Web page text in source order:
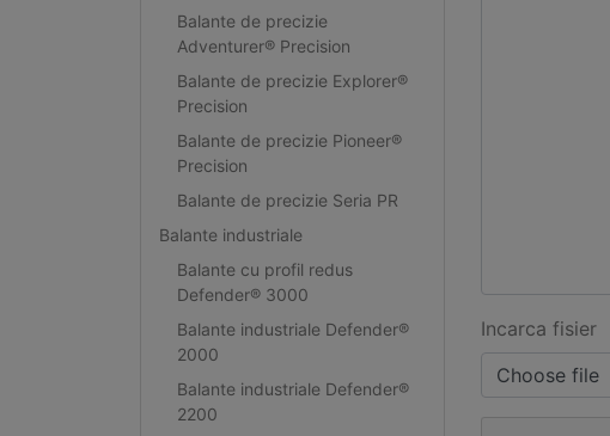
Balante de precizie
Adventurer® Precision
Balante de precizie Explorer®
Precision
Balante de precizie Pioneer®
Precision
Balante de precizie Seria PR
Balante industriale
Balante cu profil redus
Defender® 3000
Balante industriale Defender®
2000
Balante industriale Defender®
2200
Incarca fisier
Choose file